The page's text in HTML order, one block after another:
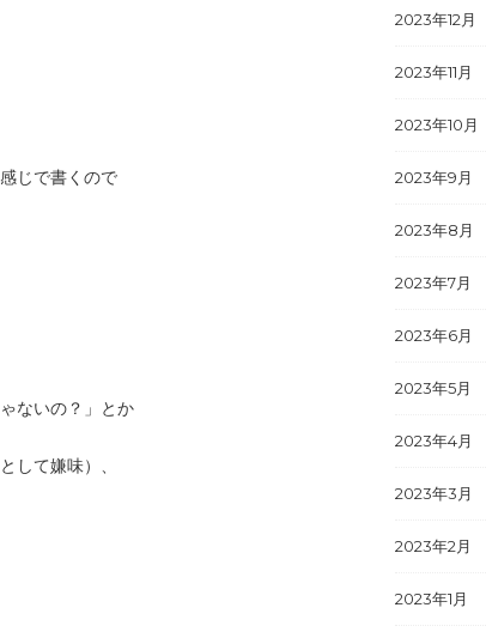
じで書くので
ないの？」とか
して嫌味）、
2023年12月
2023年11月
2023年10月
2023年9月
2023年8月
2023年7月
2023年6月
2023年5月
2023年4月
2023年3月
2023年2月
2023年1月